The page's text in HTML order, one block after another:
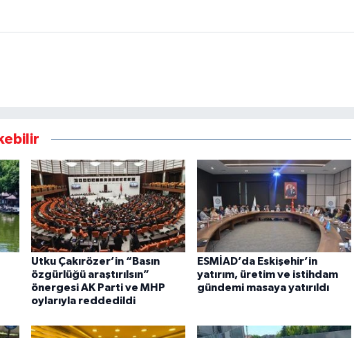
Utku Çakırözer’in “Basın
özgürlüğü araştırılsın”
önergesi AK Parti ve MHP
oylarıyla reddedildi
ESMİAD’da Eskişehir’in
yatırım, üretim ve istihdam
gündemi masaya yatırıldı